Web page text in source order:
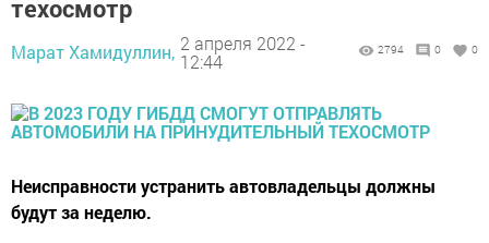
техосмотр
Марат Хамидуллин, 2 апреля 2022 -
12:44
2794 0 0
Неисправности устранить автовладельцы должны
будут за неделю.